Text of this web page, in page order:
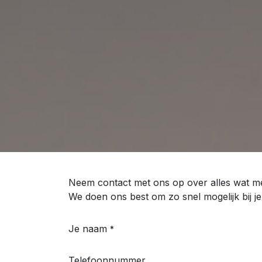
Neem contact met ons op over alles wat
We doen ons best om zo snel mogelijk bij
Je naam *